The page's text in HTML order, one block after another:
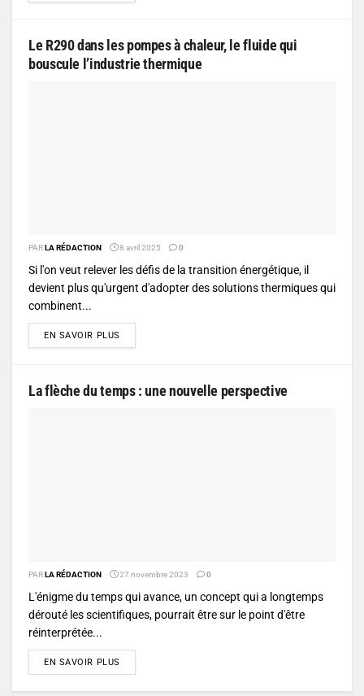
Le R290 dans les pompes à chaleur, le fluide qui
bouscule l’industrie thermique
PARLA RÉDACTION 8 avril 2025 0
Si l'on veut relever les défis de la transition énergétique, il
devient plus qu'urgent d'adopter des solutions thermiques qui
combinent...
EN SAVOIR PLUS
La flèche du temps : une nouvelle perspective
PARLA RÉDACTION 27 novembre 2023 0
L'énigme du temps qui avance, un concept qui a longtemps
dérouté les scientifiques, pourrait être sur le point d'être
réinterprétée...
EN SAVOIR PLUS